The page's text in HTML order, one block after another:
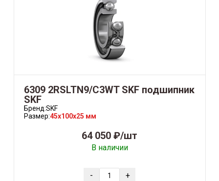
6309 2RSLTN9/C3WT SKF подшипник
SKF
Бренд:SKF
Размер:45x100x25 мм
64 050 ₽/шт
В наличии
- +